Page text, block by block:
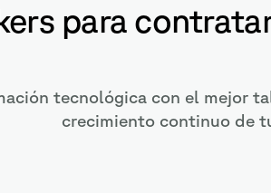
para
tecnológica con el mejor
crecimiento continuo de